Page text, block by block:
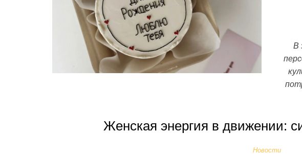
В
Женская энергия в движении:
Новости